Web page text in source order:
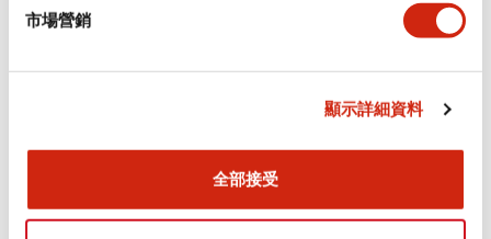
市場營銷
顯示詳細資料
全部接受